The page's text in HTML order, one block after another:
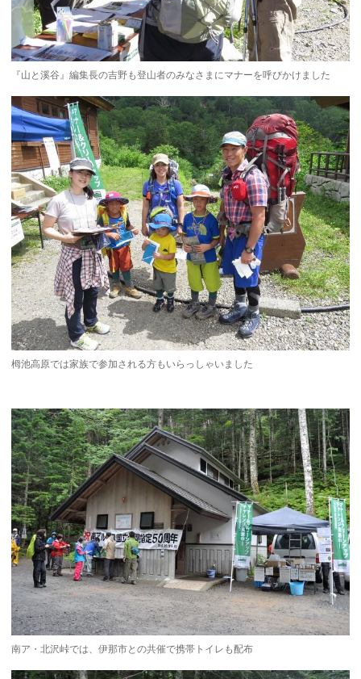
『山と溪谷』編集長の吉野も登山者のみなさまにマナーを呼びかけました
栂池高原では家族で参加される方もいらっしゃいました
南ア・北沢峠では、伊那市との共催で携帯トイレも配布